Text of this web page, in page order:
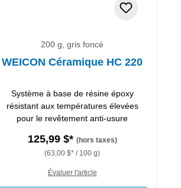
200 g, gris foncé
WEICON Céramique HC 220
Système à base de résine époxy
résistant aux températures élevées
pour le revêtement anti-usure
125,99 $* (hors taxes)
(63,00 $* / 100 g)
Évaluer l'article